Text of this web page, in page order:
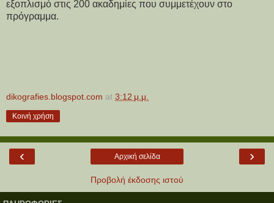
εξοπλισμό στις 200 ακαδημίες που συμμετέχουν στο
πρόγραμμα.
dikografies.blogspot.com at 3:12 μ.μ.
Κοινή χρήση
‹ ›
Αρχική σελίδα
Προβολή έκδοσης ιστού